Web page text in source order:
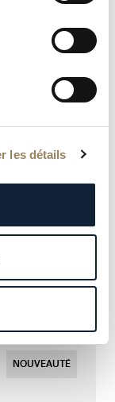
les détails
NOUVEAUTÉ